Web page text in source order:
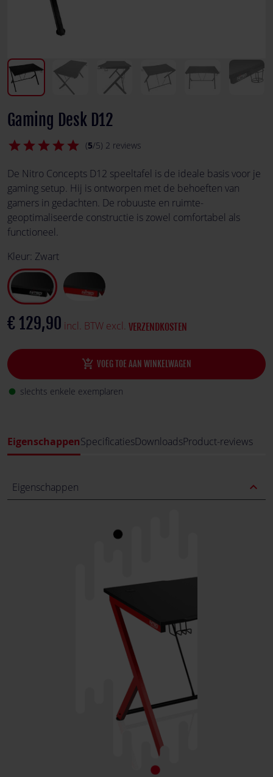
Gaming Desk D12
star
star
star
star
star (5/5) 2 reviews
De Nitro Concepts D12 speeltafel is de ideale basis voor je
gaming setup. Hij is ontworpen met de behoeften van
gamers in gedachten. De robuuste en ruimte-
geoptimaliseerde constructie is zowel comfortabel als
functioneel.
Kleur: Zwart
€ 129,90 incl. BTW excl. VERZENDKOSTEN
add_shopping_cart VOEG TOE AAN WINKELWAGEN
fiber_manual_record slechts enkele exemplaren
EigenschappenSpecificatiesDownloadsProduct-reviews
Eigenschappen expand_less